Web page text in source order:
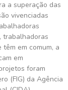
a superação das
vivenciadas
trabalhadoras
em comum, a
em
foram
(FIG) da Agência